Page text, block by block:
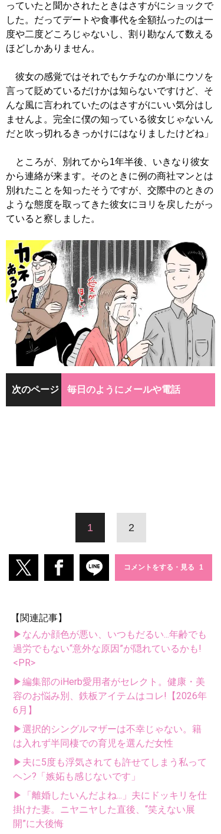
っていたと聞かされたときはさすがにショックで
した。だってデートや食事代を全額払ったのは一
度や二度どころじゃないし、割り勘なんて数える
ほどしかありません。
彼女の感覚ではそれでもケチなのか単にウソを
言って貶めているだけかは知らないですけど、そ
んな風に言われていたのはさすがにいい気分はし
ませんよ。完全に僕の知っている彼女じゃないん
だと吹っ切れるきっかけにはなりましたけどね」
ところが、別れてから1年半後、いきなり彼女
から連絡が来ます。そのときに例の商社マンとは
別れたことを知ったそうですが、交際中のときの
ような態度を取ってきた彼女にヨリを戻したがっ
ていると察しました。
次のページ 毎日のようにメールや電話
1 2
コメントをする・見る
【関連記事】
▶なんか顔色が悪い、いつもだるい...年齢でも
過労でもない“意外な原因”が隠れているかも!
<PR>
▶編集部のiHerb愛用者がセレクト。健康・美
容のお悩み別、鉄板アイテムはコレ!【2026年
6月】
▶選択的シングルマザーは不幸じゃない。籍
は入れず半同棲での育児を選んだ女性
▶夫に5度も浮気されても許せてしまう私って
ヘン?「嫉妬も感じないです」
▶「離婚したいんだよね...」夫にドッキリを仕
掛けた妻。ニヤニヤした直後、“笑えない展
開”に大後悔